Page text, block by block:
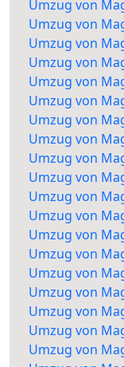
Umzug von
Umzug von
Umzug von
Umzug von
Umzug von
Umzug von
Umzug von
Umzug von
Umzug von
Umzug von
Umzug von
Umzug von
Umzug von
Umzug von
Umzug von
Umzug von
Umzug von
Umzug von
Umzug von